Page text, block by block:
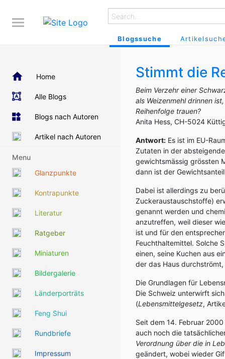
Blogssuche
Home
Alle Blogs
Blogs nach Autoren
Artikel nach Autoren
Menu
Glanzpunkte
Kontrapunkte
Literatur
Ratgeber
Miniaturen
Bildergalerie
Länderporträts
Feng Shui
Rundbriefe
Impressum
Stimmt die
Beim Verzehr einer
als Weizenmehl drinnen
Reihenfolge trauen?
Anita Hess, CH-5024
Antwort: Es ist im EU-
Zutaten in der
gewichtsmässig grössten
dann ist der
Dabei ist allerdings zu
Zuckeraustauschstoffe)
genannt werden und
anzutreffen, weil dieser
ist und für den
Feuchthaltemittel. Solche
einen, seine Kuchen aus
der das Haus
Die Grundlagen für
Die Schweiz unterwirft
(Lebensmittelgesetz,
Seit dem 14. Februar
auch noch die
Verordnung über die in
geändert, wobei wieder